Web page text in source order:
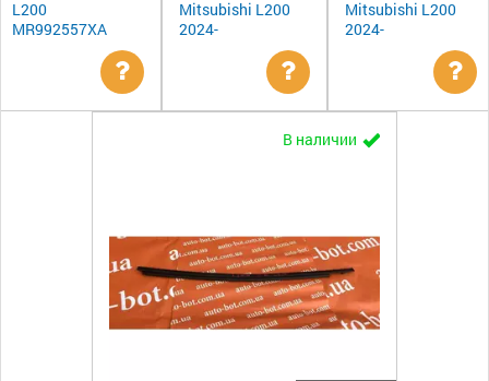
L200
MR992557XA
Уточнить
Mitsubishi L200
2024-
Уточнить
цену
Mitsubishi L200
2024-
В наличии